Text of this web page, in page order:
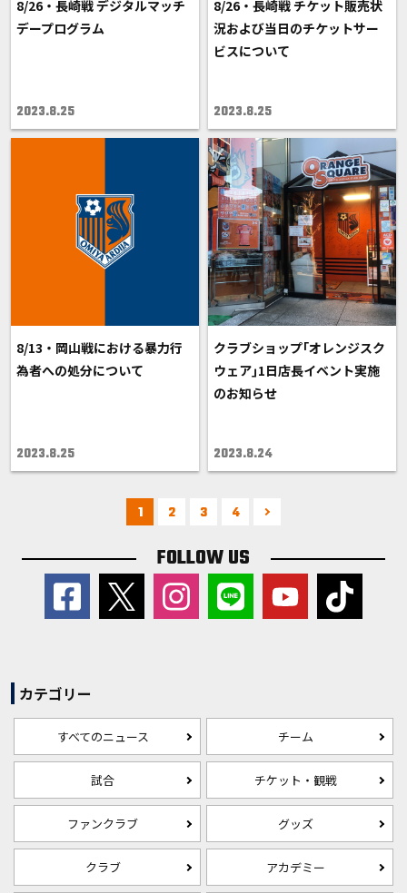
8/26・長崎戦 デジタルマッチ
デープログラム
2023.8.25
8/26・長崎戦 チケット販売状
況および当日のチケットサー
ビスについて
2023.8.25
8/13・岡山戦における暴力行
為者への処分について
2023.8.25
クラブショップ｢オレンジスク
ウェア｣1日店長イベント実施
のお知らせ
2023.8.24
1 2 3 4
FOLLOW US
カテゴリー
すべてのニュース チーム
試合 チケット・観戦
ファンクラブ グッズ
クラブ アカデミー